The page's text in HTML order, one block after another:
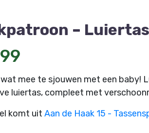
– Luiertas
mee te sjouwen met een baby!
luiertas, compleet met
komt uit Aan de Haak 15 -